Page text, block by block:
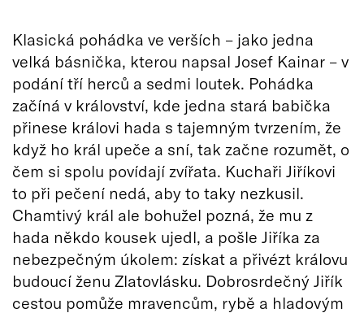
Klasická pohádka ve verších – jako jedna
velká básnička, kterou napsal Josef Kainar – v
podání tří herců a sedmi loutek. Pohádka
začíná v království, kde jedna stará babička
přinese královi hada s tajemným tvrzením, že
když ho král upeče a sní, tak začne rozumět, o
čem si spolu povídají zvířata. Kuchaři Jiříkovi
to při pečení nedá, aby to taky nezkusil.
Chamtivý král ale bohužel pozná, že mu z
hada někdo kousek ujedl, a pošle Jiříka za
nebezpečným úkolem: získat a přivézt královu
budoucí ženu Zlatovlásku. Dobrosrdečný Jiřík
cestou pomůže mravencům, rybě a hladovým